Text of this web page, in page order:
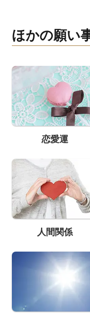
ほかの願い
恋愛運
人間関係